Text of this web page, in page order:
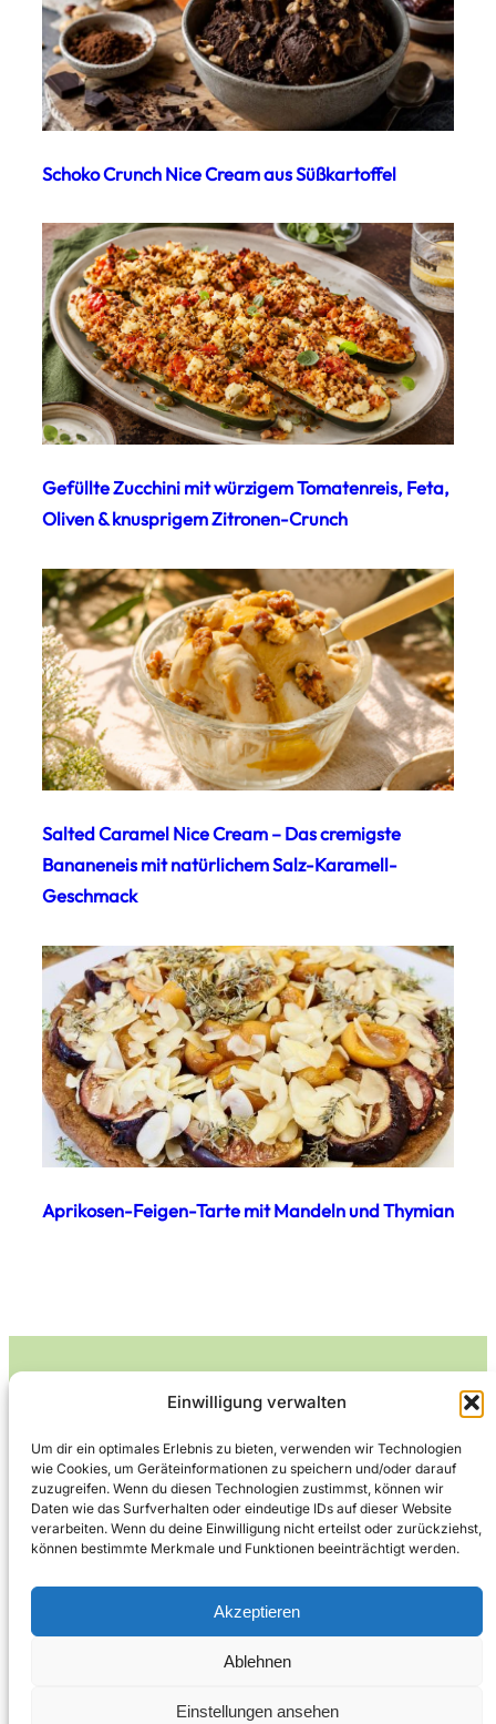
Einwilligung verwalten
Um dir ein optimales Erlebnis zu bieten, verwenden wir Technologien
wie Cookies, um Geräteinformationen zu speichern und/oder darauf
zuzugreifen. Wenn du diesen Technologien zustimmst, können wir
Daten wie das Surfverhalten oder eindeutige IDs auf dieser Website
verarbeiten. Wenn du deine Einwilligung nicht erteilst oder zurückziehst,
können bestimmte Merkmale und Funktionen beeinträchtigt werden.
Akzeptieren
Ablehnen
Einstellungen ansehen
Schoko Crunch Nice Cream aus Süßkartoffel
Gefüllte Zucchini mit würzigem Tomatenreis, Feta,
Oliven & knusprigem Zitronen-Crunch
Salted Caramel Nice Cream – Das cremigste
Bananeneis mit natürlichem Salz-Karamell-
Geschmack
Aprikosen-Feigen-Tarte mit Mandeln und Thymian
Leckerlife
Lecker essen – gesund leben.
Kontakt
Copyright © 2026 Designed by